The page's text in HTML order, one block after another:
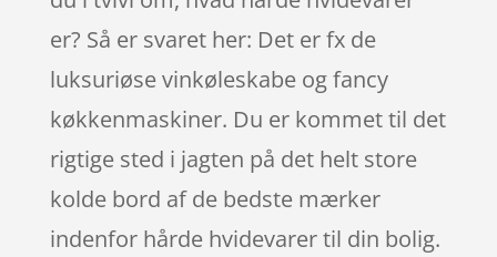
er? Så er svaret her: Det er fx de
luksuriøse vinkøleskabe og fancy
køkkenmaskiner. Du er kommet til det
rigtige sted i jagten på det helt store
kolde bord af de bedste mærker
indenfor hårde hvidevarer til din bolig.